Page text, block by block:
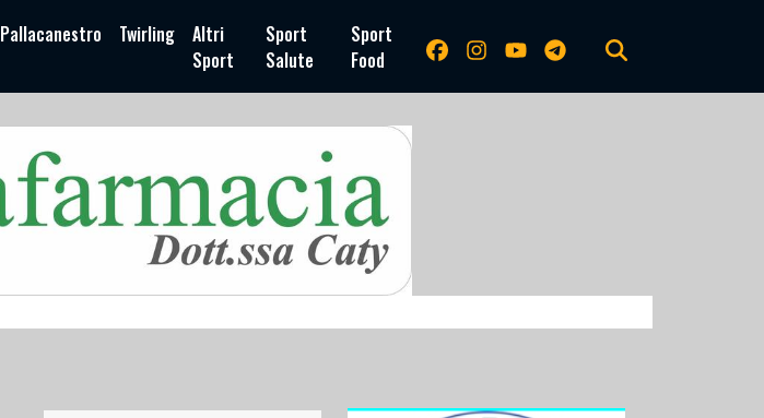
Pallacanestro Twirling
Altri
Sport
Sport
Salute
Sport
Food